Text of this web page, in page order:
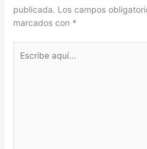
publicada. Los campos
marcados con *
aquí...